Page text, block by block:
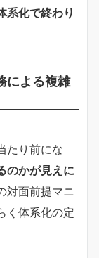
系化で終わり
による複雑
たり前にな
のかが見えに
対面前提マニ
く体系化の定